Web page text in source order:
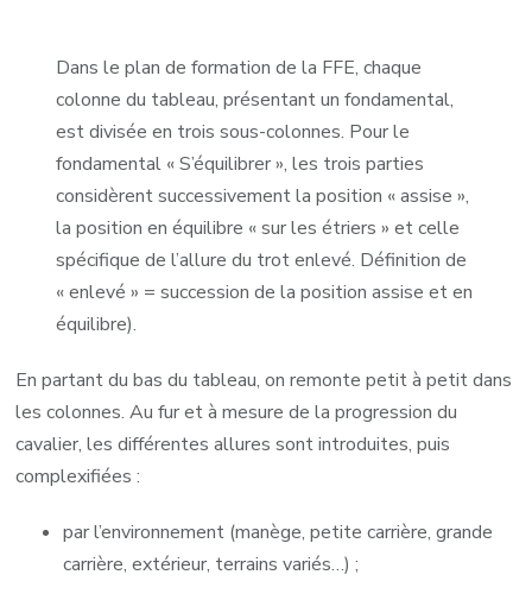
Dans le plan de formation de la FFE, chaque
colonne du tableau, présentant un fondamental,
est divisée en trois sous-colonnes. Pour le
fondamental « S’équilibrer », les trois parties
considèrent successivement la position « assise »,
la position en équilibre « sur les étriers » et celle
spécifique de l’allure du trot enlevé. Définition de
« enlevé » = succession de la position assise et en
équilibre).
En partant du bas du tableau, on remonte petit à petit dans
les colonnes. Au fur et à mesure de la progression du
cavalier, les différentes allures sont introduites, puis
complexifiées :
par l’environnement (manège, petite carrière, grande
carrière, extérieur, terrains variés…) ;